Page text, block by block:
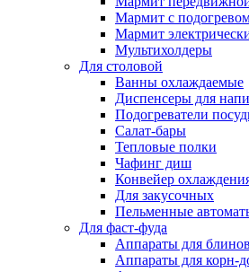
Мармит с
Мармит
Мультихолдеры
Для столовой
Ванны охлаждаемые
Диспенсеры для
Подогреватели
Салат-бары
Тепловые полки
Чафинг диш
Конвейер
Для закусочных
Пельменные
Для фаст-фуда
Аппараты для блинов
Аппараты для корн-